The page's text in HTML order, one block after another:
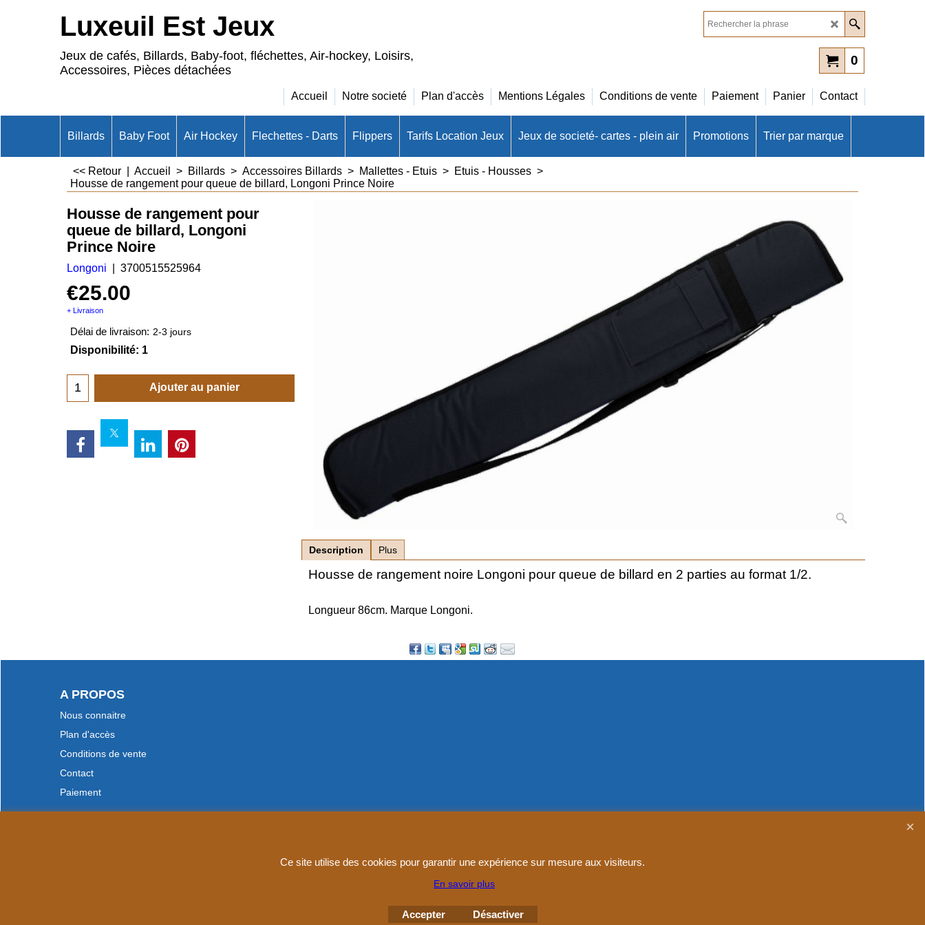
Luxeuil Est Jeux
Jeux de cafés, Billards, Baby-foot, fléchettes, Air-hockey, Loisirs,
Accessoires, Pièces détachées
0
Accueil Notre societé Plan d'accès Mentions Légales Conditions de vente Paiement Panier Contact
Billards Baby Foot Air Hockey Flechettes - Darts Flippers Tarifs Location Jeux Jeux de societé- cartes - plein air Promotions Trier par marque
<< Retour Accueil > Billards > Accessoires Billards > Mallettes - Etuis > Etuis - Housses >
Housse de rangement pour queue de billard, Longoni Prince Noire
Housse de rangement pour
queue de billard, Longoni
Prince Noire
Longoni 3700515525964
€25.00
+ Livraison
Délai de livraison: 2-3 jours
Disponibilité: 1
Ajouter au panier
Description Plus
Housse de rangement noire Longoni pour queue de billard en 2 parties au format 1/2.
Longueur 86cm. Marque Longoni.
A PROPOS
Nous connaitre
Plan d'accès
Conditions de vente
Contact
Paiement
Ce site utilise des cookies pour garantir une expérience sur mesure aux visiteurs.
En savoir plus
Accepter Désactiver